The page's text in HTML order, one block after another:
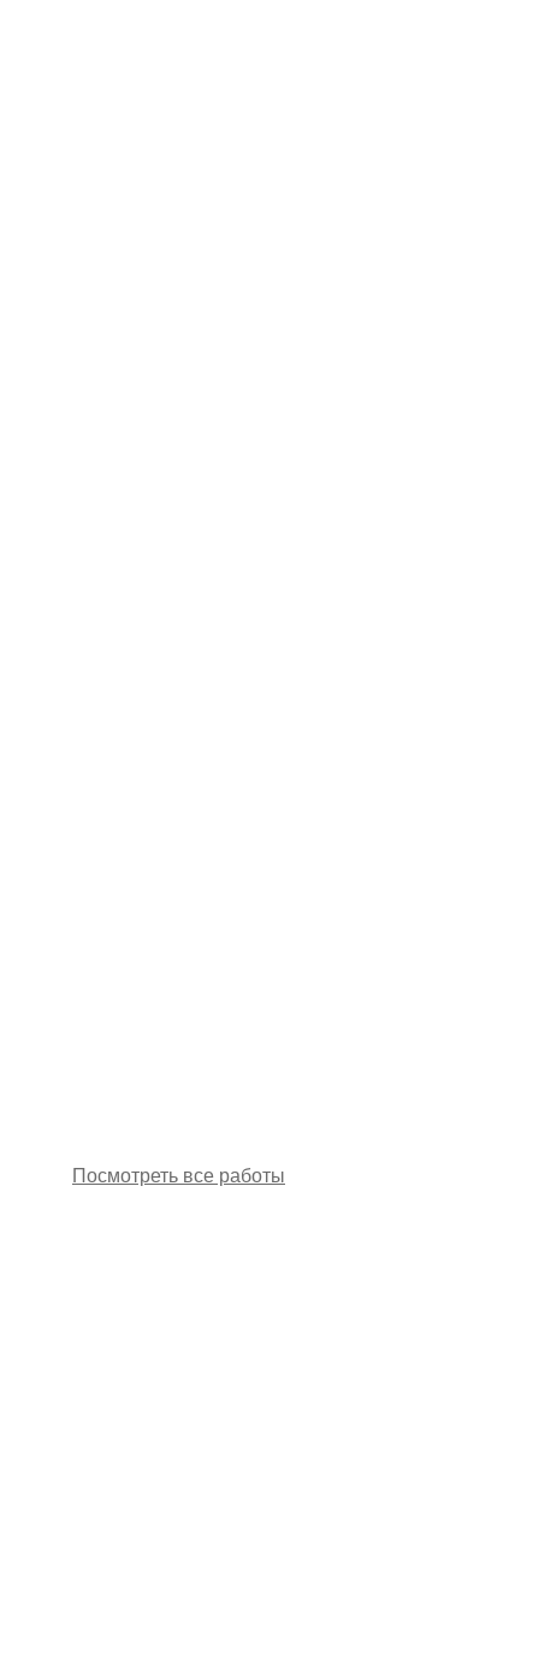
Посмотреть все работы